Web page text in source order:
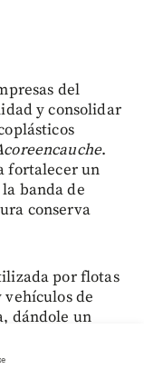
del
y consolidar
.
fortalecer un
banda de
conserva
por flotas
vehículos de
dándole un
en el país,